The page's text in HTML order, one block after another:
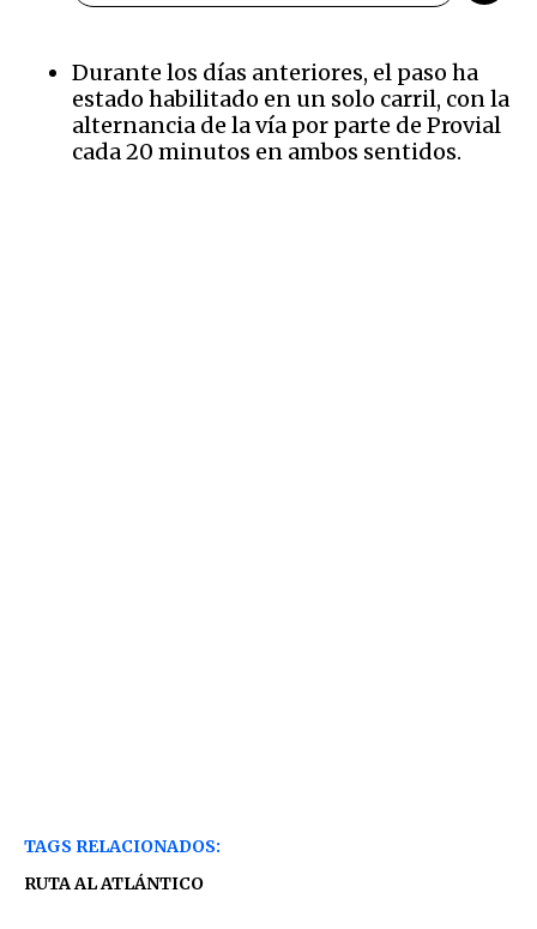
Durante los días anteriores, el paso ha
estado habilitado en un solo carril, con la
alternancia de la vía por parte de Provial
cada 20 minutos en ambos sentidos.
TAGS RELACIONADOS:
RUTA AL ATLÁNTICO